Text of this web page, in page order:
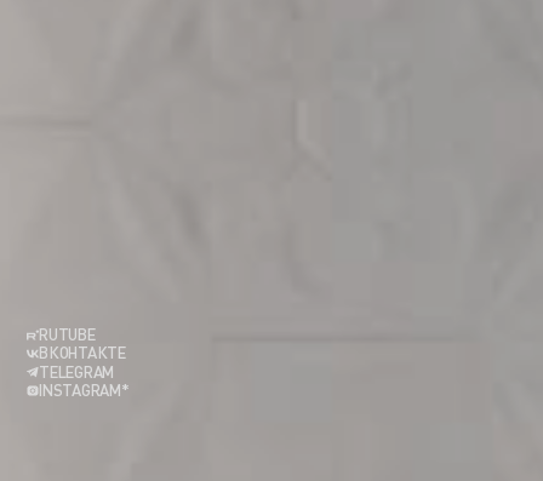
RUTUBE
ВКОНТАКТЕ
TELEGRAM
INSTAGRAM*